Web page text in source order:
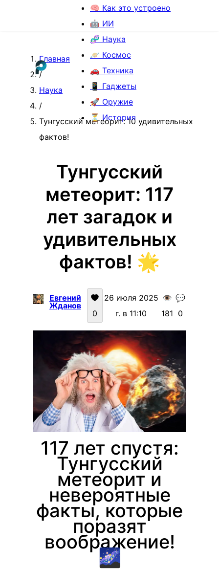
🧠 Как это устроено
🤖 ИИ
🧬 Наука
🪐 Космос
🚗 Техника
📱 Гаджеты
🚀 Оружие
⏳ История
Главная
/
Наука
/
Тунгусский метеорит: 10 удивительных
фактов!
Тунгусский
метеорит: 117
лет загадок и
удивительных
фактов! 🌟
Евгений
Жданов
0
26 июля 2025
г. в 11:10
👁️
181
💬
0
117 лет спустя:
Тунгусский
метеорит и
невероятные
факты, которые
поразят
воображение!
🌌